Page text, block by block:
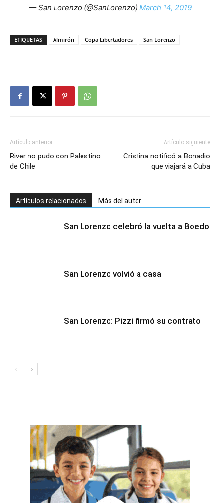
— San Lorenzo (@SanLorenzo) March 14, 2019
ETIQUETAS Almirón Copa Libertadores San Lorenzo
Artículo anterior
River no pudo con Palestino
de Chile
Artículo siguiente
Cristina notificó a Bonadio
que viajará a Cuba
Artículos relacionados Más del autor
San Lorenzo celebró la vuelta a Boedo
San Lorenzo volvió a casa
San Lorenzo: Pizzi firmó su contrato